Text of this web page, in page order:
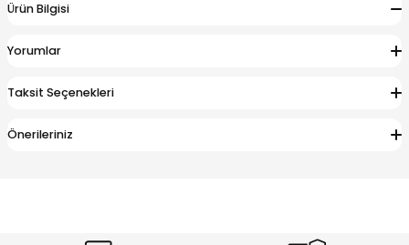
Ürün Bilgisi
Yorumlar
Taksit Seçenekleri
Önerileriniz